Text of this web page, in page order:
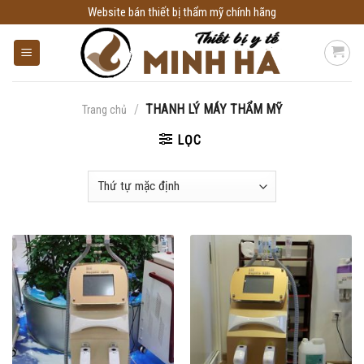
to
content
Website bán thiết bị thẩm mỹ chính hãng
Trang chủ / THANH LÝ MÁY THẨM MỸ
LỌC